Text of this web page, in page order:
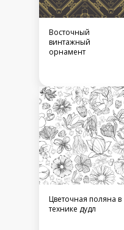
Восточный
винтажный
орнамент
Цветочная поляна в
технике дудл